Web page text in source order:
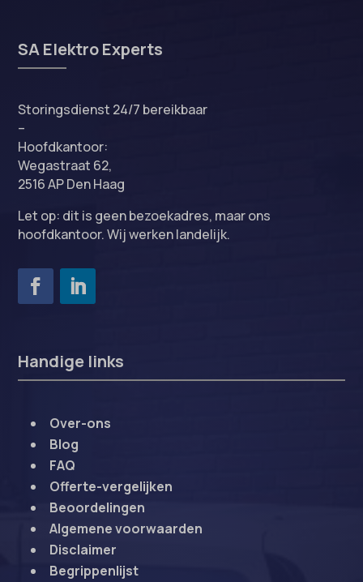
SA Elektro Experts
Storingsdienst 24/7 bereikbaar
–
Hoofdkantoor:
Wegastraat 62,
2516 AP Den Haag
Let op: dit is geen bezoekadres, maar ons
hoofdkantoor. Wij werken landelijk.
Handige links
Over-ons
Blog
FAQ
Offerte-vergelijken
Beoordelingen
Algemene voorwaarden
Disclaimer
Begrippenlijst